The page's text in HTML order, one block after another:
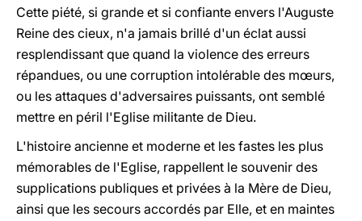
Cette piété, si grande et si confiante envers l'Auguste
Reine des cieux, n'a jamais brillé d'un éclat aussi
resplendissant que quand la violence des erreurs
répandues, ou une corruption intolérable des mœurs,
ou les attaques d'adversaires puissants, ont semblé
mettre en péril l'Eglise militante de Dieu.
L'histoire ancienne et moderne et les fastes les plus
mémorables de l'Eglise, rappellent le souvenir des
supplications publiques et privées à la Mère de Dieu,
ainsi que les secours accordés par Elle, et en maintes